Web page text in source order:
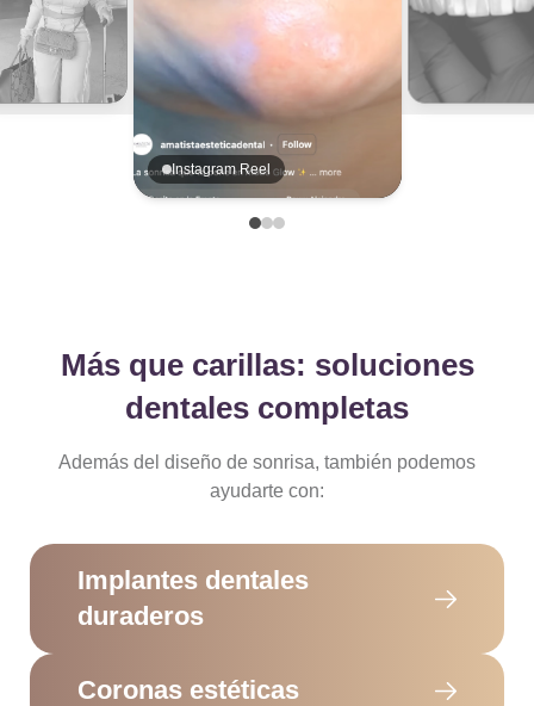
Instagram Reel
Más que carillas: soluciones
dentales completas
Además del diseño de sonrisa, también podemos
ayudarte con:
Implantes dentales
duraderos
Coronas estéticas